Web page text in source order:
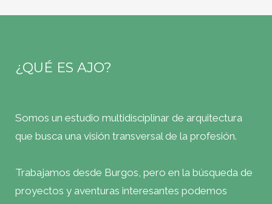
¿QUÉ ES AJO?
Somos un estudio multidisciplinar de arquitectura
que busca una visión transversal de la profesión.
Trabajamos desde Burgos, pero en la búsqueda de
proyectos y aventuras interesantes podemos